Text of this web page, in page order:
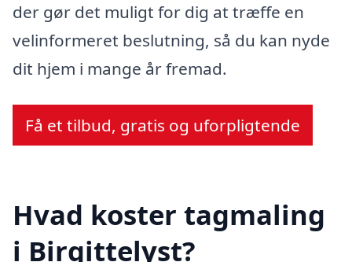
der gør det muligt for dig at træffe en
velinformeret beslutning, så du kan nyde
dit hjem i mange år fremad.
Få et tilbud, gratis og uforpligtende
Hvad koster tagmaling
i Birgittelyst?